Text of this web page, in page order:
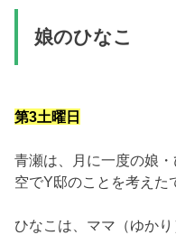
娘のひなこ
第3土曜日
青瀬は、月に一度の娘
空でY邸のことを考えた
ひなこは、ママ（ゆか